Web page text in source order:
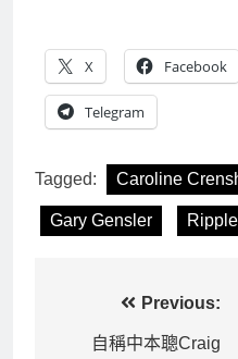
X Facebook
Telegram
Tagged: Caroline
Gary Gensler Ripple
Previous:
自稱中本聰Craig